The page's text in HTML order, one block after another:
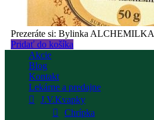
Prezeráte si: Bylinka ALCHEMILKA
Pridať do košíka
Akcie
Blog
Kontakt
Lekárne a predajne
J.V.Kvapky
Chrípka